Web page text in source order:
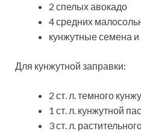
2 спелых авокадо
4 средних
кунжутные семена
Для кунжутной заправки:
2 ст. л. темного
1 ст. л. кунжутной
3 ст. л.